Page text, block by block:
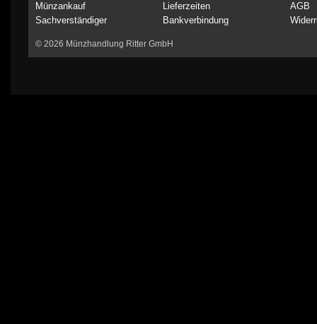
Münzankauf
Sachverständiger
Lieferzeiten
Bankverbindung
AGB
© 2026 Münzhandlung Ritter GmbH